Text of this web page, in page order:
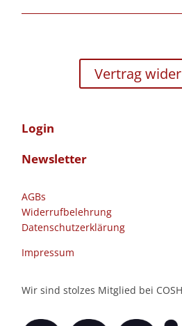
Vertrag
Login
Newsletter
AGBs
Widerrufbelehrung
Datenschutzerklärung
Impressum
Wir sind stolzes Mitglied bei